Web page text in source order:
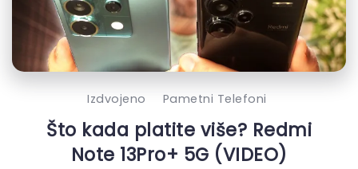
Izdvojeno Pametni Telefoni
Što kada platite više? Redmi
Note 13Pro+ 5G (VIDEO)